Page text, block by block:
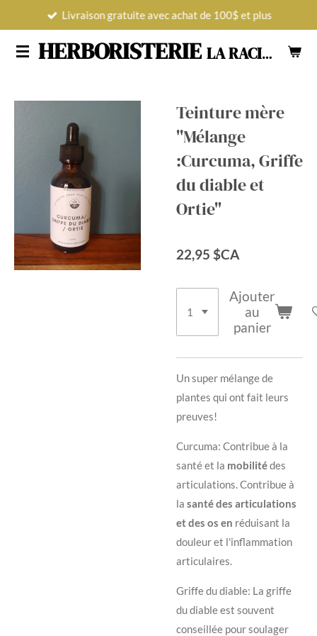
contenuHERBORISTERIELA RACINE POUR TOUS LES MAUX
Livraison gratuite avec achat de 100$ et plus
Teinture mère
''Mélange
:Curcuma, Griffe
du diable et
Ortie"
22,95 $CA
Ajouter
au
panier
Un super mélange de
plantes qui ont fait leurs
preuves!
Curcuma: Contribue à la
santé et la mobilitédes
articulations. Contribue à
la santé des articulations
et des os en réduisant la
douleur et l'inflammation
articulaires.
Griffe du diable: La griffe
du diable est souvent
conseillée poursoulager